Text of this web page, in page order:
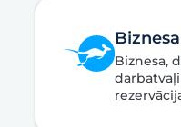
Biznesa,